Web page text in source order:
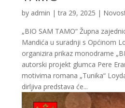
by admin |tra 29, 2025 |
„BIO SAM TAMO“ Župna
Mandića u suradnji s Općinom
organizira prikaz monodrame
autorski projekt glumca Pere
motivima romana „Tunika“
dirljiva predstava će...